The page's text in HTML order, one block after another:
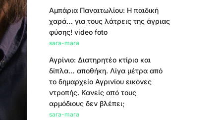
Αμπάρια Παναιτωλίου: Η παιδική
χαρά… για τους λάτρεις της άγριας
φύσης! video foto
sara-mara
Αγρίνιο: Διατηρητέο κτίριο και
δίπλα… αποθήκη. Λίγα μέτρα από
το δημαρχείο Αγρινίου εικόνες
ντροπής. Κανείς από τους
αρμόδιους δεν βλέπει;
sara-mara